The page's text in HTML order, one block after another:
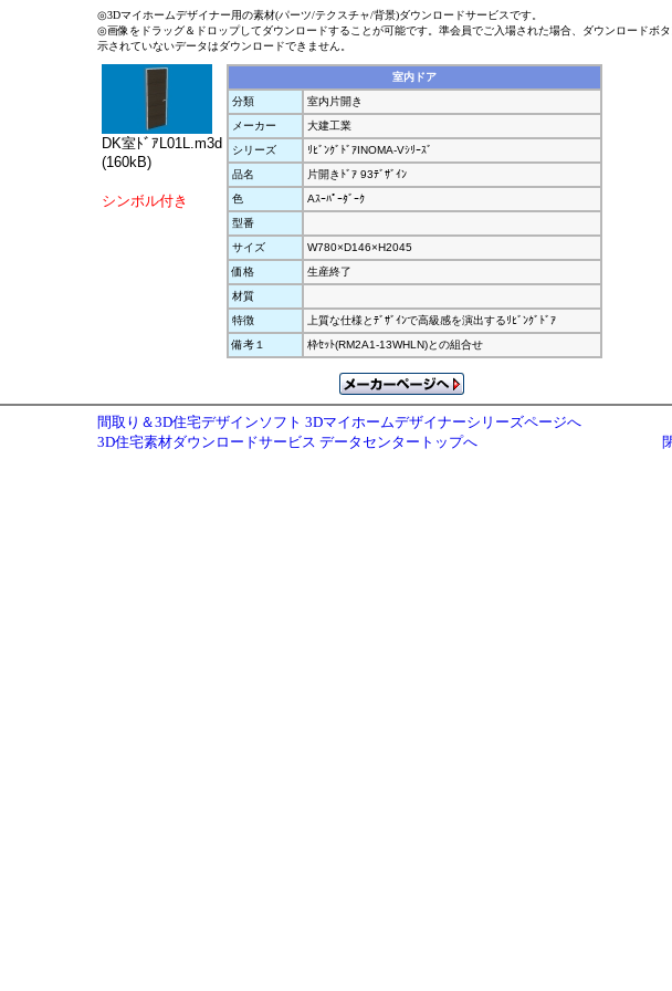
◎3Dマイホームデザイナー用の素材(パーツ/テクスチャ/背景)ダウンロードサービスです。
◎画像をドラッグ＆ドロップしてダウンロードすることが可能です。準会員でご入場された場合、ダウンロードボ
示されていないデータはダウンロードできません。
DK室ﾄﾞｱL01L.m3d
(160kB)
シンボル付き
室内ドア
分類
室内片開き
メーカー
大建工業
シリーズ
ﾘﾋﾞﾝｸﾞﾄﾞｱINOMA-Vｼﾘｰｽﾞ
品名
片開きﾄﾞｱ 93ﾃﾞｻﾞｲﾝ
色
Aｽｰﾊﾟｰﾀﾞｰｸ
型番
サイズ
W780×D146×H2045
価格
生産終了
材質
特徴
上質な仕様とﾃﾞｻﾞｲﾝで高級感を演出するﾘﾋﾞﾝｸﾞﾄﾞｱ
備考１
枠ｾｯﾄ(RM2A1-13WHLN)との組合せ
間取り＆3D住宅デザインソフト 3Dマイホームデザイナーシリーズページへ
3D住宅素材ダウンロードサービス データセンタートップへ